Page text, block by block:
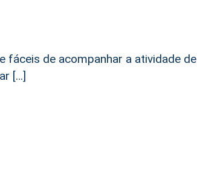
fáceis de acompanhar a atividade de
[…]